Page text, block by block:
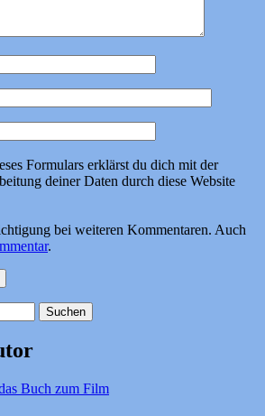
Formulars erklärst du dich mit der
deiner Daten durch diese Website
bei weiteren Kommentaren. Auch
.
Buch zum Film